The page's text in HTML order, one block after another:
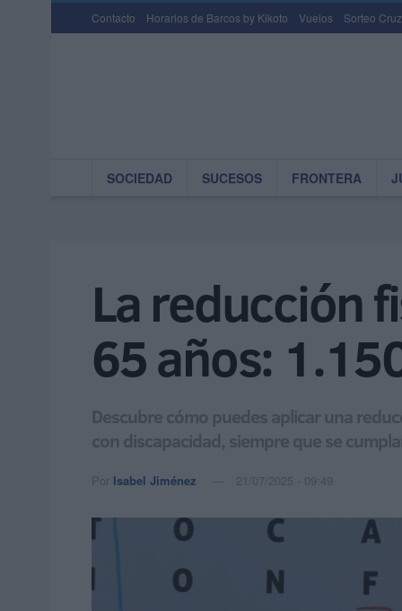
Contacto Horarios de Barcos by Kikoto Vuelos Sorteo
SOCIEDAD SUCESOS FRONTERA
La reducción
65 años:
Descubre cómo puedes aplicar una
con discapacidad, siempre que se
Por Isabel Jiménez 21/07/2025 - 09:49